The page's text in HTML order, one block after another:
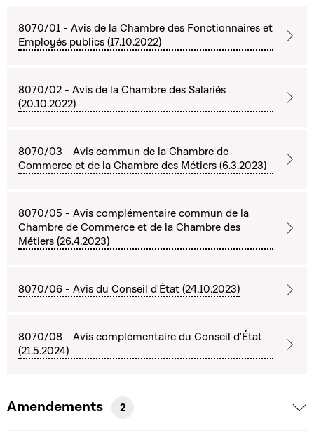
8070/01 - Avis de la Chambre des Fonctionnaires et
Employés publics (17.10.2022)
8070/02 - Avis de la Chambre des Salariés
(20.10.2022)
8070/03 - Avis commun de la Chambre de
Commerce et de la Chambre des Métiers (6.3.2023)
8070/05 - Avis complémentaire commun de la
Chambre de Commerce et de la Chambre des
Métiers (26.4.2023)
8070/06 - Avis du Conseil d'État (24.10.2023)
8070/08 - Avis complémentaire du Conseil d'État
(21.5.2024)
Amendements 2